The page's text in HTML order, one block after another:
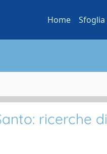
Home Sfoglia
ricerche di